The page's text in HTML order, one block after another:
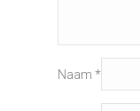
Naam *